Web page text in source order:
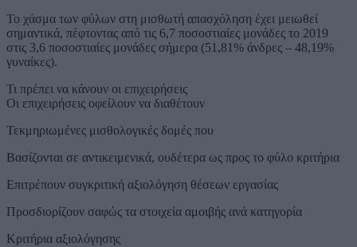
Το χάσμα των φύλων στη μισθωτή απασχόληση έχει μειωθεί
σημαντικά, πέφτοντας από τις 6,7 ποσοστιαίες μονάδες το 2019
στις 3,6 ποσοστιαίες μονάδες σήμερα (51,81% άνδρες – 48,19%
γυναίκες).
Τι πρέπει να κάνουν οι επιχειρήσεις
Οι επιχειρήσεις οφείλουν να διαθέτουν
Τεκμηριωμένες μισθολογικές δομές που
Βασίζονται σε αντικειμενικά, ουδέτερα ως προς το φύλο κριτήρια
Επιτρέπουν συγκριτική αξιολόγηση θέσεων εργασίας
Προσδιορίζουν σαφώς τα στοιχεία αμοιβής ανά κατηγορία
Κριτήρια αξιολόγησης